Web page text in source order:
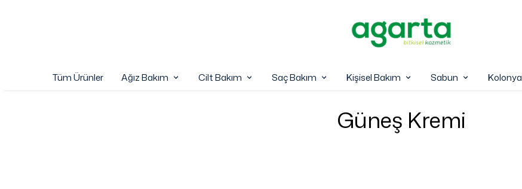
Tüm Ürünler Ağız Bakım Cilt Bakım Saç Bakım Kişisel Bakım Sabun Kolonya
Güneş Kremi